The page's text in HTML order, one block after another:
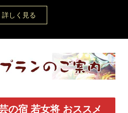
詳しく見る
の宿 若女将 おススメ